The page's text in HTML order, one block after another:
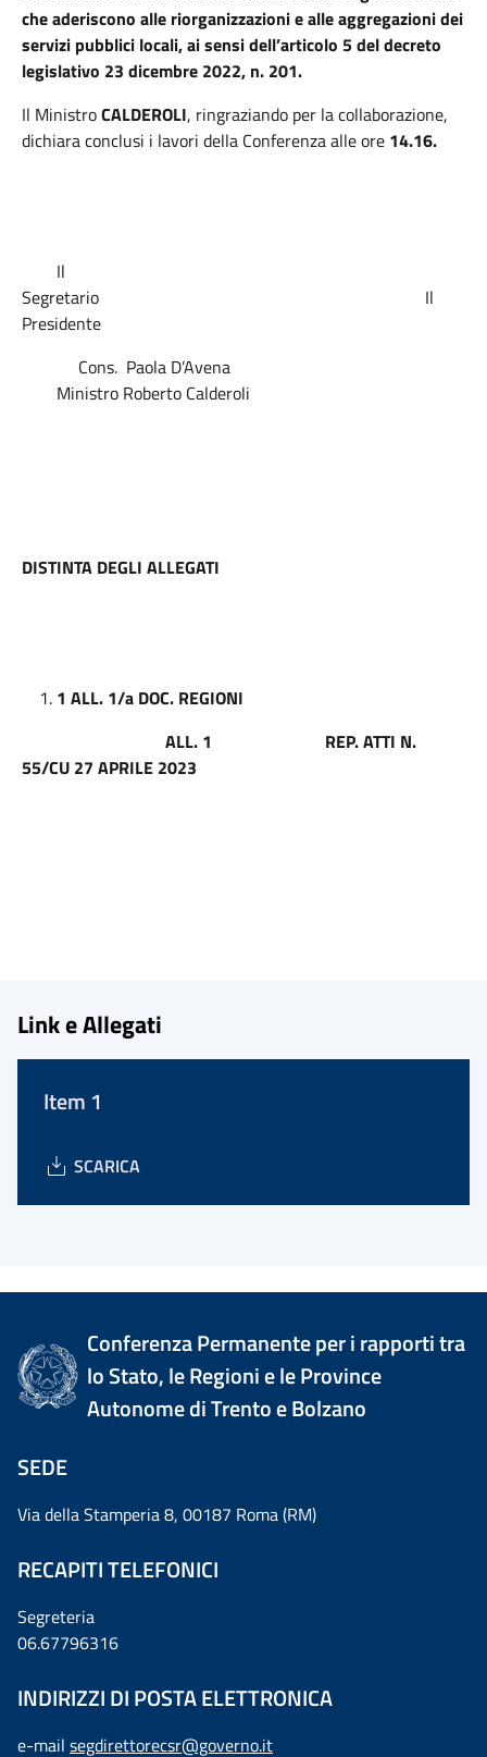
che aderiscono alle riorganizzazioni e alle aggregazioni dei
servizi pubblici locali, ai sensi dell’articolo 5 del decreto
legislativo 23 dicembre 2022, n. 201.
Il MinistroCALDEROLI, ringraziando per la collaborazione,
dichiara conclusi i lavori della Conferenza alle ore 14.16.
Il
Segretario Il
Presidente
Cons. Paola D’Avena
Ministro Roberto Calderoli
DISTINTA DEGLI ALLEGATI
1 ALL. 1/a DOC. REGIONI
ALL. 1 REP. ATTI N.
55/CU 27 APRILE 2023
Link e Allegati
Item 1
SCARICA
Conferenza Permanente per i rapporti tra
lo Stato, le Regioni e le Province
Autonome di Trento e Bolzano
SEDE
Via della Stamperia 8, 00187 Roma (RM)
RECAPITI TELEFONICI
Segreteria
06.67796316
INDIRIZZI DI POSTA ELETTRONICA
e-mail segdirettorecsr@governo.it